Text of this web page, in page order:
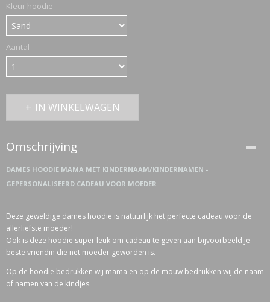
Kleur hoodie
Aantal
IN WINKELWAGEN
Omschrijving
DAMES HOODIE MAMA MET KINDERNAAM/KINDERNAMEN -
GEPERSONALISEERD CADEAU VOOR MOEDER
Deze geweldige dames hoodie is natuurlijk het perfecte cadeau voor de
allerliefste moeder!
Ook is deze hoodie super leuk om cadeau te geven aan bijvoorbeeld je
beste vriendin die net moeder geworden is.
Op de hoodie bedrukken wij mama en op de mouw bedrukken wij de naam
of namen van de kindjes.